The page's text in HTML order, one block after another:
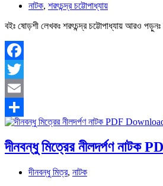
নাটক, শরৎচন্দ্র চট্টোপাধ্যায়
বইঃ ষোড়শী লেখকঃ শরৎচন্দ্র চট্টোপাধ্যায় আরও
Facebook
Twitter
Email
Share
দীনবন্ধু মিত্রের নীলদর্পণ নাটক
দীনবন্ধু মিত্র, নাটক